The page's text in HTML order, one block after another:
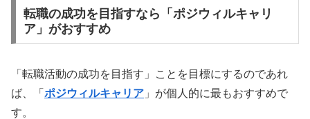
転職の成功を目指すなら「ポジウィルキャリ
ア」がおすすめ
「転職活動の成功を目指す」ことを目標にするのであれ
ば、「 ポジウィルキャリア 」が個人的に最もおすすめで
す。